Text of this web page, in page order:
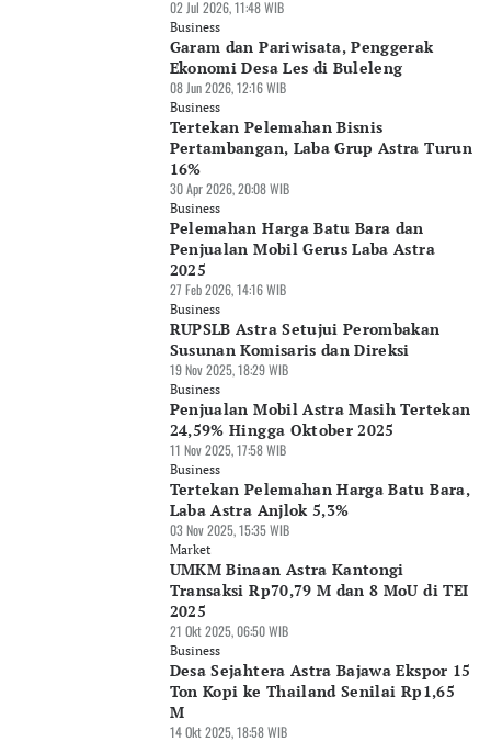
02 Jul 2026, 11:48 WIB
Business
Garam dan Pariwisata, Penggerak
Ekonomi Desa Les di Buleleng
08 Jun 2026, 12:16 WIB
Business
Tertekan Pelemahan Bisnis
Pertambangan, Laba Grup Astra Turun
16%
30 Apr 2026, 20:08 WIB
Business
Pelemahan Harga Batu Bara dan
Penjualan Mobil Gerus Laba Astra
2025
27 Feb 2026, 14:16 WIB
Business
RUPSLB Astra Setujui Perombakan
Susunan Komisaris dan Direksi
19 Nov 2025, 18:29 WIB
Business
Penjualan Mobil Astra Masih Tertekan
24,59% Hingga Oktober 2025
11 Nov 2025, 17:58 WIB
Business
Tertekan Pelemahan Harga Batu Bara,
Laba Astra Anjlok 5,3%
03 Nov 2025, 15:35 WIB
Market
UMKM Binaan Astra Kantongi
Transaksi Rp70,79 M dan 8 MoU di TEI
2025
21 Okt 2025, 06:50 WIB
Business
Desa Sejahtera Astra Bajawa Ekspor 15
Ton Kopi ke Thailand Senilai Rp1,65
M
14 Okt 2025, 18:58 WIB